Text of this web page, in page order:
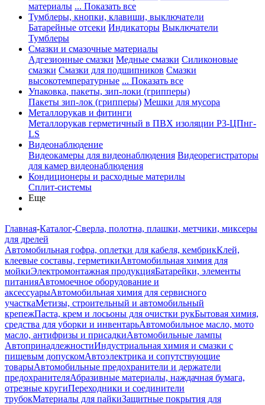
материалы ... Показать все
Тумблеры, кнопки, клавиши, выключатели
Батарейные отсеки Индикаторы Выключатели
Тумблеры
Смазки и смазочные материалы
Адгезионные смазки Медные смазки Силиконовые
смазки Смазки для подшипников Смазки
высокотемпературные ... Показать все
Упаковка, пакеты, зип-локи (грипперы)
Пакеты зип-лок (грипперы) Мешки для мусора
Металлорукав и фитинги
Металлорукав герметичный в ПВХ изоляции Р3-ЦПнг-
LS
Видеонаблюдение
Видеокамеры для видеонаблюдения Видеорегистраторы
для камер видеонаблюдения
Кондиционеры и расходные материлы
Сплит-системы
Еще
Главная-Каталог-Сверла, полотна, плашки, метчики, миксеры
для дрелей
Автомобильная гофра, оплетки для кабеля, кембрикКлей,
клеевые составы, герметикиАвтомобильная химия для
мойкиЭлектромонтажная продукцияБатарейки, элементы
питанияАвтомоечное оборудование и
аксессуарыАвтомобильная химия для сервисного
участкаМетизы, строительный и автомобильный
крепежПаста, крем и лосьоны для очистки рукБытовая химия,
средства для уборки и инвентарьАвтомобильное масло, мото
масло, антифризы и присадкиАвтомобильные лампы
АвтопринадлежностиИндустриальная химия и смазки с
пищевым допускомАвтоэлектрика и сопутствующие
товарыАвтомобильные предохранители и держатели
предохранителяАбразивные материалы, наждачная бумага,
отрезные кругиПереходники и соединители
трубокМатериалы для пайкиЗащитные покрытия для